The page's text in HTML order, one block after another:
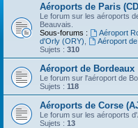
Aéroports de Paris
Le forum sur les aéroports
Beauvais.
Sous-forums :
Aéroport
d'Orly (ORY)
Aéroport
Sujets : 310
Aéroport de Bordeaux
Le forum sur l'aéroport de
Sujets : 118
Aéroports de Corse
Le forum sur les aéroports
Sujets : 13